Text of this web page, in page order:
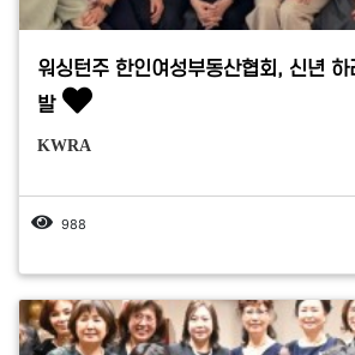
워싱턴주 한인여성부동산협회, 신년
발
KWRA
988